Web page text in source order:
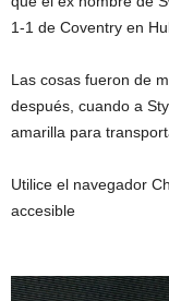
1-1 de Coventry en
Las cosas fueron de
después, cuando a
amarilla para
Utilice el navegador
accesible